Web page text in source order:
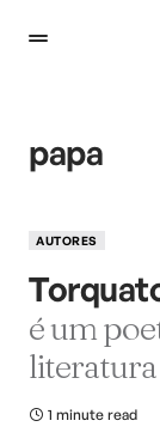
papa
AUTORES
é um
literatura
1 minute read